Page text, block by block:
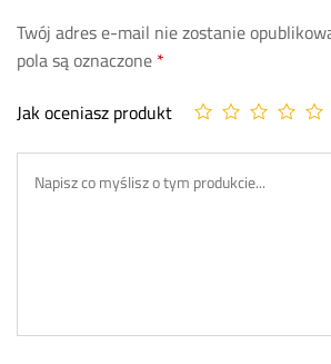
Twój adres e-mail nie zostanie
pola są oznaczone*
Jak oceniasz produkt